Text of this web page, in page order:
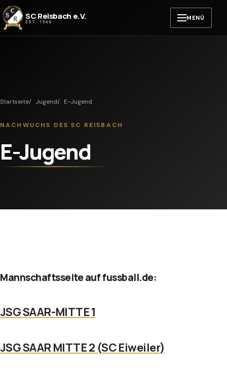
Zum Inhalt springen
SC Reisbach e.V.
EST. 1946 MENÜ
Startseite Jugend E-Jugend
NACHWUCHS DES SC REISBACH
E-Jugend
Mannschaftsseite auf fussball.de:
JSG SAAR-MITTE 1
JSG SAAR MITTE 2 (SC Eiweiler)